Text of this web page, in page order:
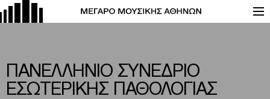
ΠΑΝΕΛΛΗΝΙΟ ΣΥΝΕΔΡΙΟ
ΕΣΩΤΕΡΙΚΗΣ ΠΑΘΟΛΟΓΙΑΣ